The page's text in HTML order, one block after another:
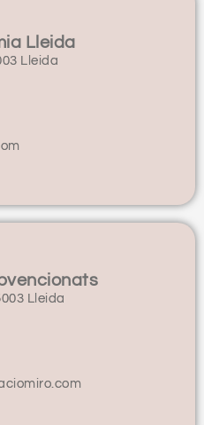
Lleida
Lleida
Lleida